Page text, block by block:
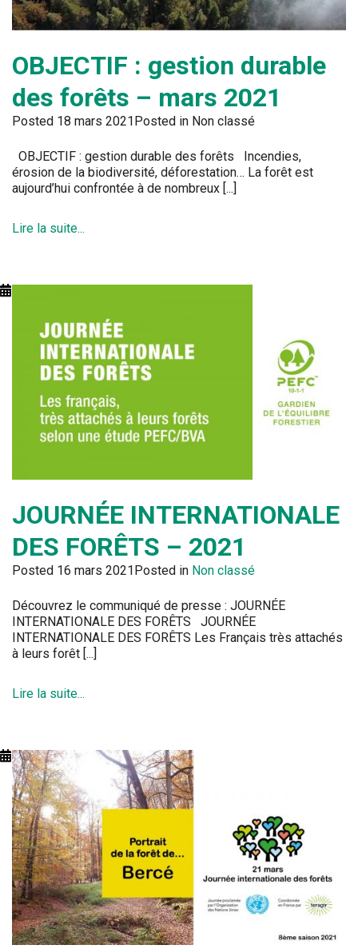
OBJECTIF : gestion durable
des forêts – mars 2021
Posted 18 mars 2021 Posted in Non classé
OBJECTIF : gestion durable des forêts Incendies,
érosion de la biodiversité, déforestation… La forêt est
aujourd’hui confrontée à de nombreux [...]
Lire la suite...
JOURNÉE INTERNATIONALE
DES FORÊTS – 2021
Posted 16 mars 2021 Posted in Non classé
Découvrez le communiqué de presse : JOURNÉE
INTERNATIONALE DES FORÊTS JOURNÉE
INTERNATIONALE DES FORÊTS Les Français très attachés
à leurs forêt [...]
Lire la suite...